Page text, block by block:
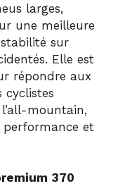
larges,
une meilleure
sur
Elle est
répondre aux
cyclistes
mountain,
performance et
370